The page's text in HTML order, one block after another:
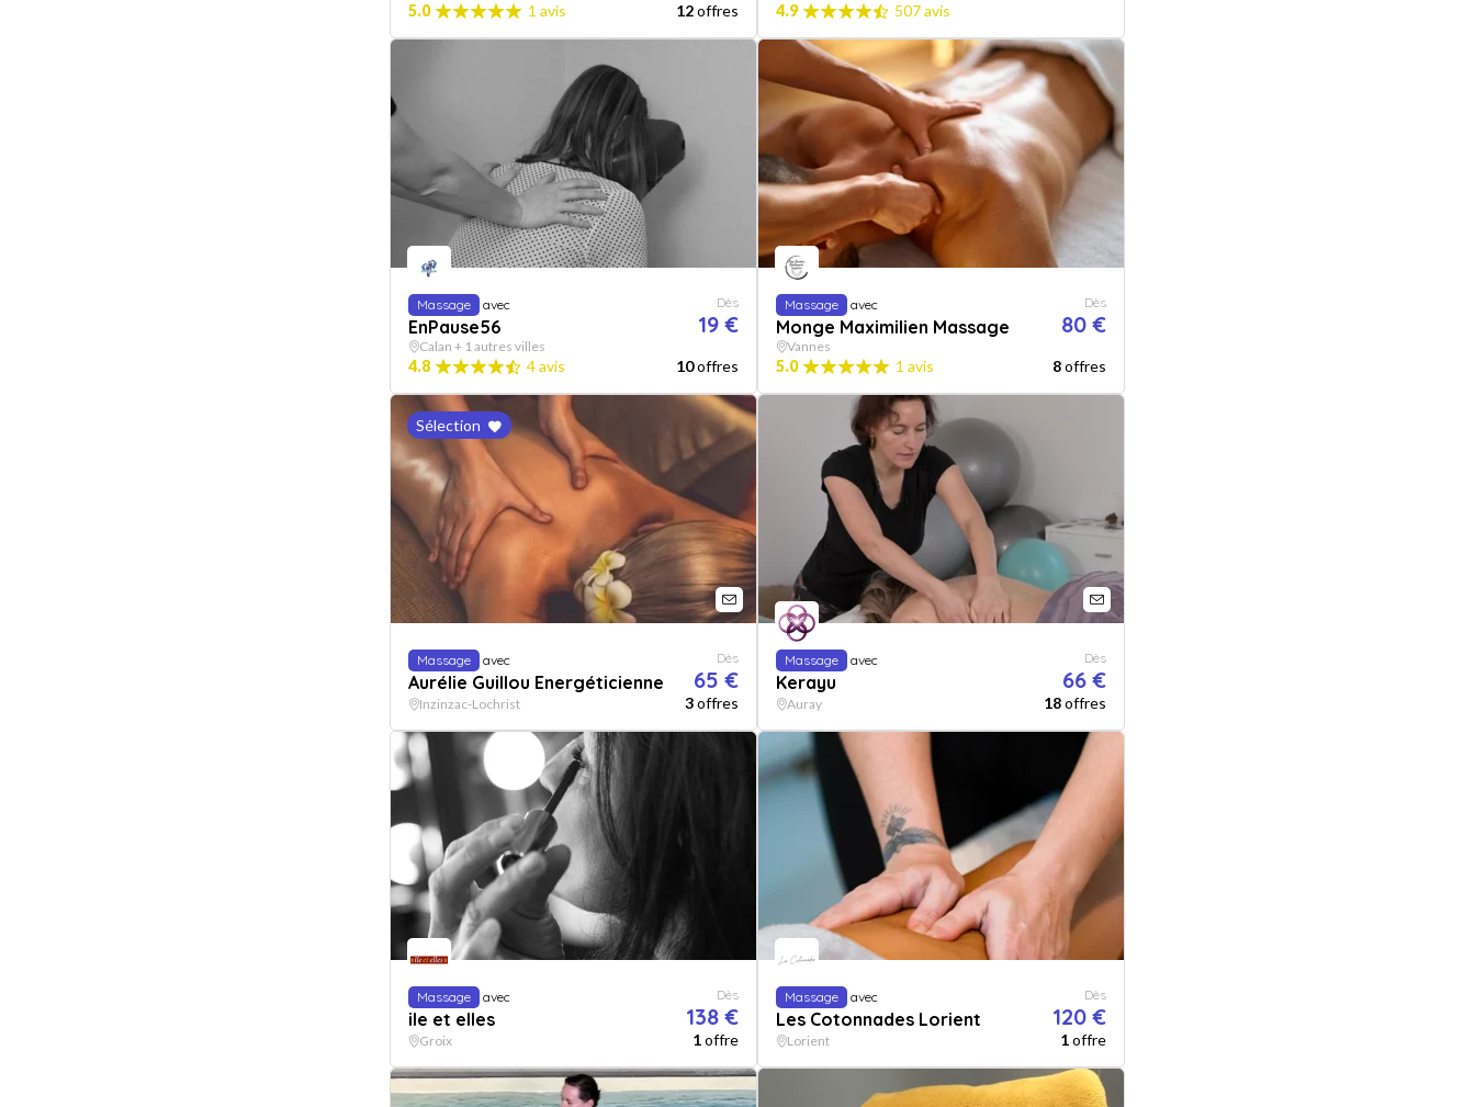
5.0 1 avis 12offres
4.9
507 avis
Massage avec
EnPause56
Dès
19 €
Calan + 1 autres villes
4.8 4 avis 10offres
Massage avec
Monge Maximilien Massage
Dès
80 €
Vannes
5.0 1 avis 8offres
Sélection
Massage avec
Aurélie Guillou Energéticienne
Dès
65 €
Inzinzac-Lochrist 3offres
Massage avec
Kerayu
Dès
66 €
Auray 18offres
Massage avec
ile et elles
Dès
138 €
Groix 1offre
Massage avec
Les Cotonnades Lorient
Dès
120 €
Lorient 1offre